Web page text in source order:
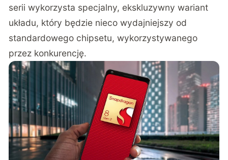
serii wykorzysta specjalny, ekskluzywny wariant
układu, który będzie nieco wydajniejszy od
standardowego chipsetu, wykorzystywanego
przez konkurencję.